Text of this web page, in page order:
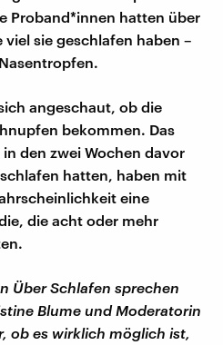
Proband*innen hatten über
sie geschlafen haben –
angeschaut, ob die
bekommen. Das
den zwei Wochen davor
hatten, haben mit
eine
die acht oder mehr
Über Schlafen sprechen
Blume und Moderatorin
ob es wirklich möglich ist,